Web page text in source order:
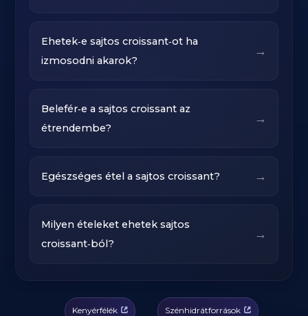
Ehetek‑e sajtos croissant‑ot ha
izmosodni akarok?
→
Belefér‑e a sajtos croissant az
étrendembe?
→
Egészséges étel a sajtos croissant? →
Milyen ételeket ehetek sajtos
croissant‑ból?
→
Kenyérfélék Szénhidrátforrások